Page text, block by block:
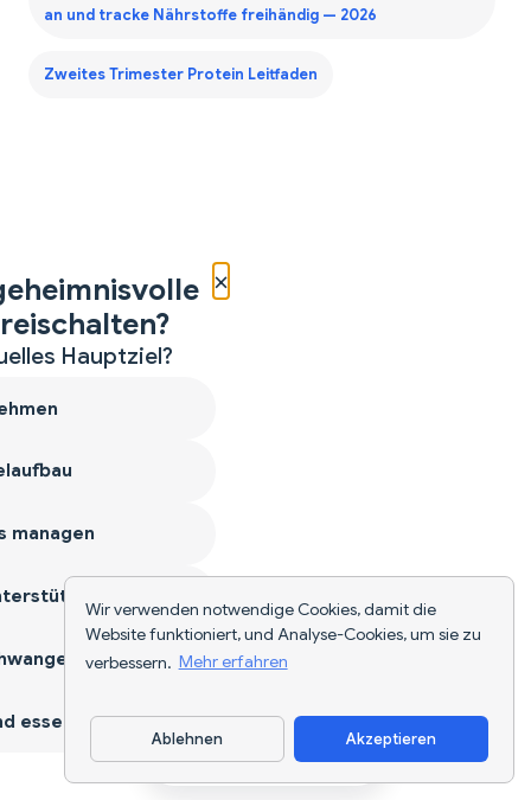
Wir verwenden notwendige Cookies, damit die
Website funktioniert, und Analyse-Cookies, um sie zu
verbessern. Mehr erfahren
Ablehnen Akzeptieren
an und tracke Nährstoffe freihändig — 2026
Zweites Trimester Protein Leitfaden
App herunterladen
×
Hauptziel?
managen
essen